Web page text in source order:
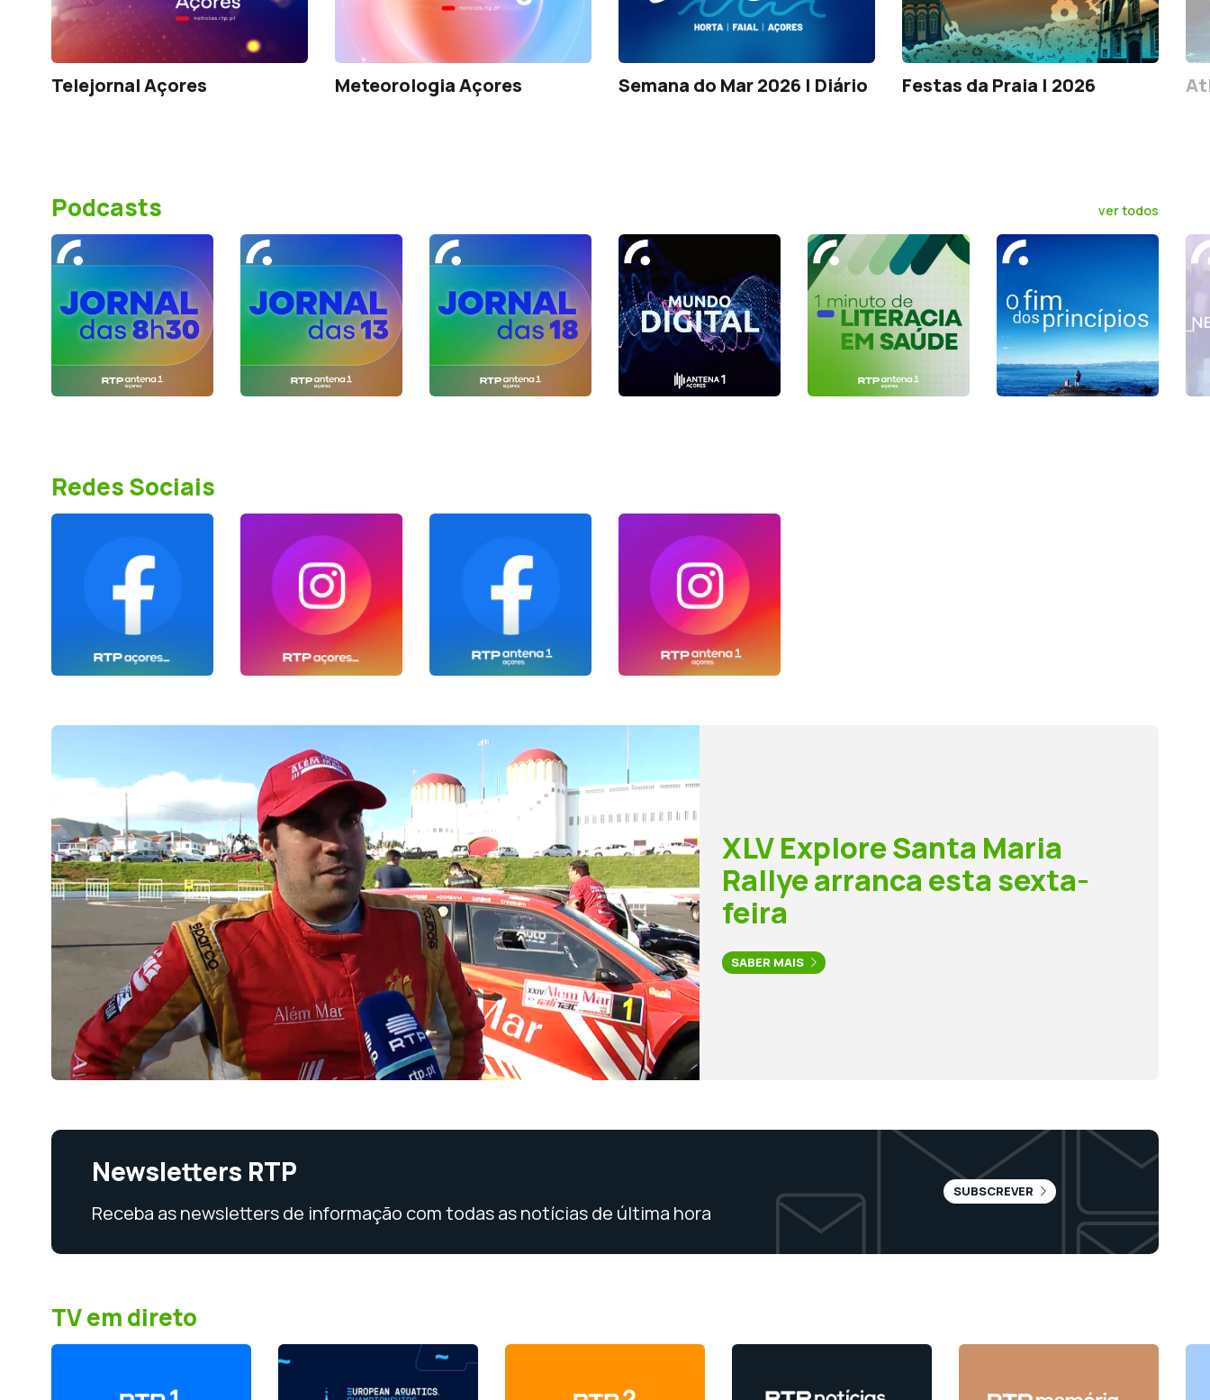
Telejornal Açores Meteorologia Açores Semana do Mar 2026 | Diário Festas da Praia | 2026
Podcasts ver todos
Redes Sociais
XLV Explore Santa Maria
Rallye arranca esta sexta-
feira
SABER MAIS
Newsletters RTP
Receba as newsletters de informação com todas as notícias de última hora
SUBSCREVER
TV em direto